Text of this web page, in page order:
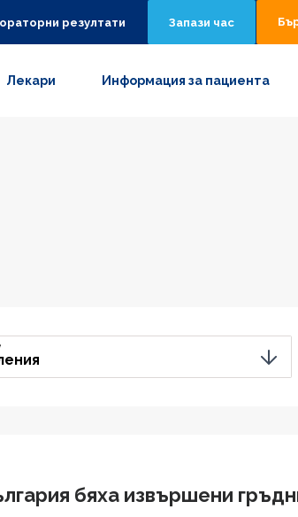
резултати Запази час
Лекари Информация за пациента
бяха извършени